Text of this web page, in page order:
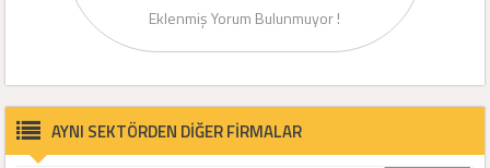
Eklenmiş Yorum Bulunmuyor !
AYNI SEKTÖRDEN DİĞER FİRMALAR